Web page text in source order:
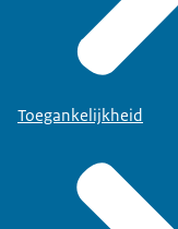
Toegankelijkheid